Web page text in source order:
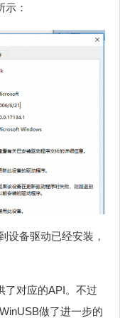
：
设备驱动已经安装，
了对应的API。不过
做了进一步的